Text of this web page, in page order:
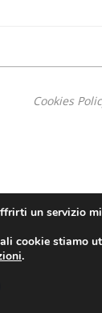
Cookies
un servizio
cookie stiamo
.